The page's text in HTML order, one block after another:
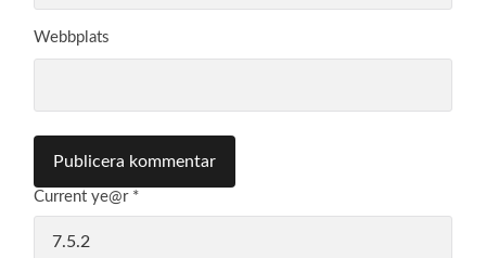
Webbplats
Current ye@r *